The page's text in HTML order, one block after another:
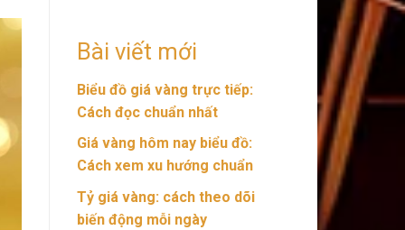
Bài viết mới
Biểu đồ giá vàng trực tiếp:
Cách đọc chuẩn nhất
Giá vàng hôm nay biểu đồ:
Cách xem xu hướng chuẩn
Tỷ giá vàng: cách theo dõi
biến động mỗi ngày